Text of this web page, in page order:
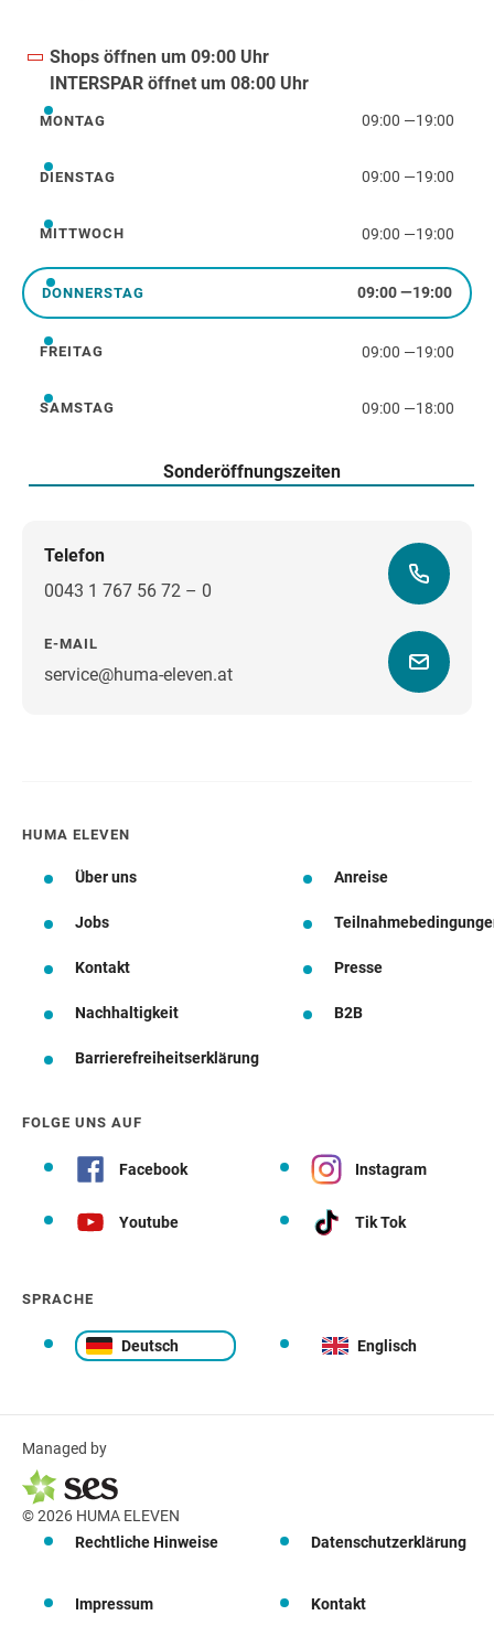
Shops öffnen um 09:00 Uhr
INTERSPAR öffnet um 08:00 Uhr
Montag
MONTAG 09:00 —19:00
Dienstag
DIENSTAG 09:00 —19:00
Mittwoch
MITTWOCH 09:00 —19:00
Donnerstag
DONNERSTAG 09:00—19:00
Freitag
FREITAG 09:00 —19:00
Samstag
SAMSTAG 09:00 —18:00
Sonderöffnungszeiten
Telefon
0043 1 767 56 72 – 0
E-MAIL
service@huma-eleven.atWegbeschreibung
HUMA ELEVEN
Über uns Anreise
Jobs
Kontakt Presse
Nachhaltigkeit B2B
Barrierefreiheitserklärung
FOLGE UNS AUF
Facebook Instagram
Youtube Tik Tok
SPRACHE
Deutsch Englisch
Managed by
© 2026 HUMA ELEVEN
Rechtliche Hinweise
Datenschutzerklärung
Impressum Kontakt